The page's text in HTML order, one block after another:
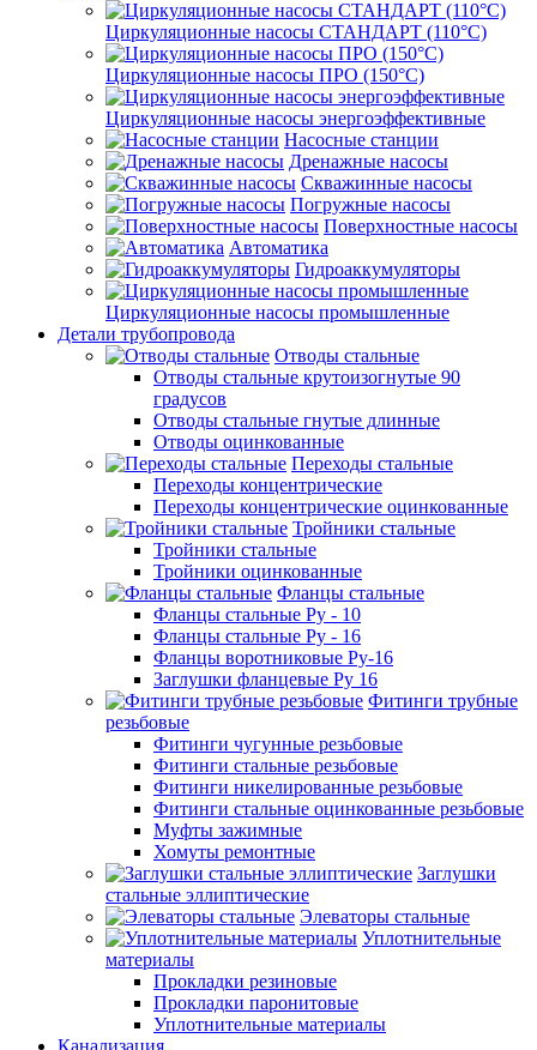
Циркуляционные насосы СТАНДАРТ (110°C)
Циркуляционные насосы ПРО (150°C)
Циркуляционные насосы энергоэффективные
Насосные станции
Дренажные насосы
Скважинные насосы
Погружные насосы
Поверхностные насосы
Автоматика
Гидроаккумуляторы
Циркуляционные насосы промышленные
Детали трубопровода
Отводы стальные
Отводы стальные крутоизогнутые 90
градусов
Отводы стальные гнутые длинные
Отводы оцинкованные
Переходы стальные
Переходы концентрические
Переходы концентрические оцинкованные
Тройники стальные
Тройники стальные
Тройники оцинкованные
Фланцы стальные
Фланцы стальные Ру - 10
Фланцы стальные Ру - 16
Фланцы воротниковые Ру-16
Заглушки фланцевые Ру 16
Фитинги трубные
резьбовые
Фитинги чугунные резьбовые
Фитинги стальные резьбовые
Фитинги никелированные резьбовые
Фитинги стальные оцинкованные резьбовые
Муфты зажимные
Хомуты ремонтные
Заглушки
стальные эллиптические
Элеваторы стальные
Уплотнительные
материалы
Прокладки резиновые
Прокладки паронитовые
Уплотнительные материалы
Канализация